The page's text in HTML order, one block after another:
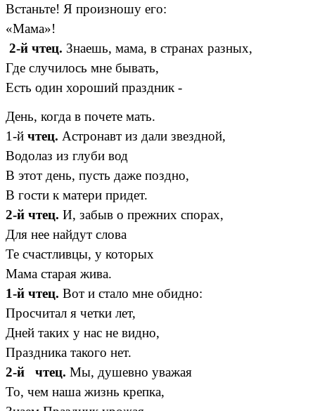
Встаньте! Я произношу его:
«Мама»!
2-й чтец. Знаешь, мама, в странах разных,
Где случилось мне бывать,
Есть один хороший праздник -
День, когда в почете мать.
1-й чтец. Астронавт из дали звездной,
Водолаз из глуби вод
В этот день, пусть даже поздно,
В гости к матери придет.
2-й чтец. И, забыв о прежних спорах,
Для нее найдут слова
Те счастливцы, у которых
Мама старая жива.
1-й чтец. Вот и стало мне обидно:
Просчитал я четки лет,
Дней таких у нас не видно,
Праздника такого нет.
2-й чтец. Мы, душевно уважая
То, чем наша жизнь крепка,